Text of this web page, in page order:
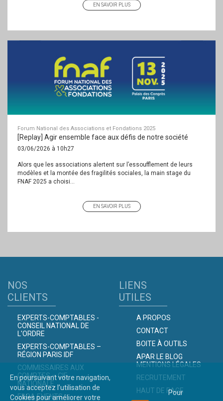
EN SAVOIR PLUS
Forum National des Associations et Fondations 2025
[Replay] Agir ensemble face aux défis de notre société
03/06/2026 à 10h27
Alors que les associations alertent sur l’essoufflement de leurs
modèles et la montée des fragilités sociales, la main stage du
FNAF 2025 a choisi...
EN SAVOIR PLUS
NOS
CLIENTS
EXPERTS-COMPTABLES -
CONSEIL NATIONAL DE
L'ORDRE
EXPERTS-COMPTABLES –
RÉGION PARIS IDF
COMMISSAIRES AUX
COMPTES – CIE
NATIONALE
EBRA EVENTS
LIENS
UTILES
A PROPOS
CONTACT
BOITE À OUTILS
APAR LE BLOG
MENTIONS LÉGALES
RECRUTEMENT
HAUT DE PAGE
En poursuivant votre navigation,
vous acceptez l’utilisation de
Cookies pour améliorer votre
Pour